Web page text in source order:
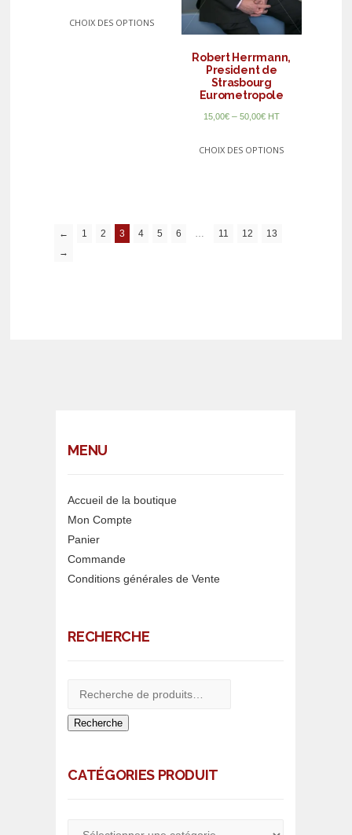
CHOIX DES OPTIONS
Robert Herrmann,
President de
Strasbourg
Eurometropole
15,00€– 50,00€ HT
CHOIX DES OPTIONS
← 1 2 3 4 5 6 11 12
13
→
MENU
Accueil de la boutique
Mon Compte
Panier
Commande
Conditions générales de Vente
RECHERCHE
Recherche
CATÉGORIES PRODUIT